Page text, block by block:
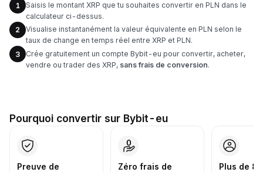
1
Saisis le montant XRP que tu souhaites convertir en PLN dans le
calculateur ci-dessus.
2
Visualise instantanément la valeur équivalente en PLN selon le
taux de change en temps réel entre XRP et PLN.
3
Crée gratuitement un compte Bybit-eu pour convertir, acheter,
vendre ou trader des XRP, sans frais de conversion.
Pourquoi convertir sur Bybit-eu
Preuve de
Zéro frais de
Plus de